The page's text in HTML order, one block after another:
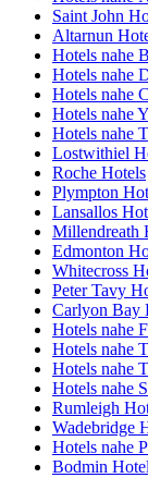
Saint John
Altarnun
Hotels nahe
Hotels nahe
Hotels nahe
Hotels nahe
Hotels nahe
Lostwithiel
Roche Hotels
Plympton
Lansallos
Millendreath
Edmonton
Whitecross
Peter Tavy
Carlyon Bay
Hotels nahe
Hotels nahe
Hotels nahe
Hotels nahe
Rumleigh
Wadebridge
Hotels nahe
Bodmin